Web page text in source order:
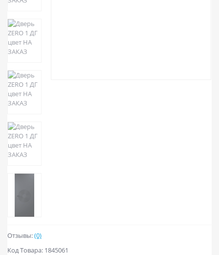
Отзывы:(0)
Код Товара: 1845061